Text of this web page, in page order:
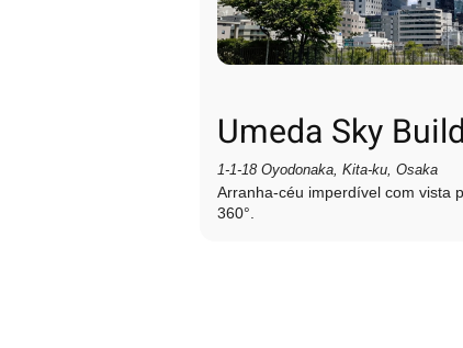
Umeda Sky
1‑1‑18 Oyodonaka, Kita‑ku, Osaka
Arranha-céu imperdível com vista
360°.